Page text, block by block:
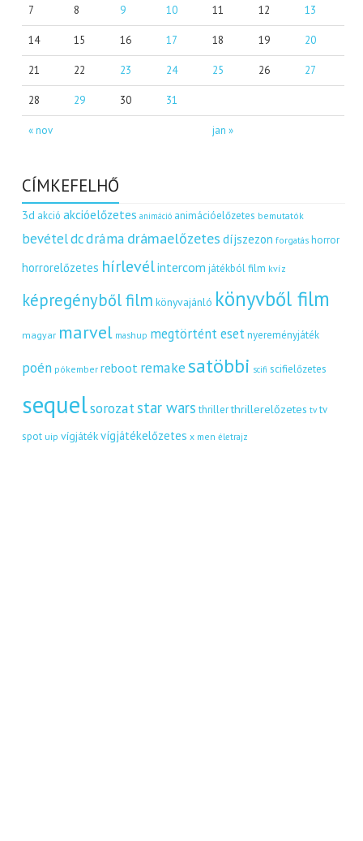
« nov jan »
7 8 9 10 11 12 13
14 15 16 17 18 19 20
21 22 23 24 25 26 27
28 29 30 31
CÍMKEFELHŐ
3d akció akcióelőzetes animáció animációelőzetes bemutatók
bevételdcdráma drámaelőzetes díjszezon forgatás horror
horrorelőzetes hírlevélintercom játékból film kvíz
képregényből film könyvajánló könyvből film
magyar marvel mashup megtörtént eset nyereményjáték
poén pókember reboot remakesatöbbi scifi scifielőzetes
sequelsorozatstar wars thriller thrillerelőzetes tv tv
spot uip vígjátékvígjátékelőzetes x men életrajz